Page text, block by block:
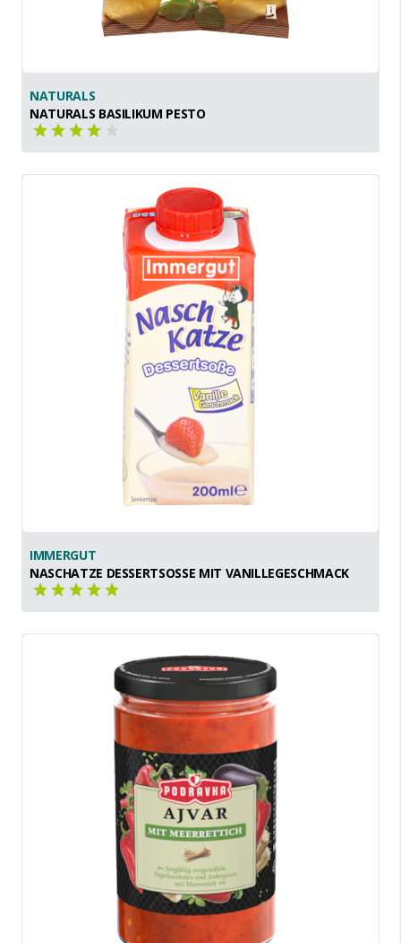
NATURALS
NATURALS BASILIKUM PESTO
IMMERGUT
NASCHATZE DESSERTSOSSE MIT VANILLEGESCHMACK